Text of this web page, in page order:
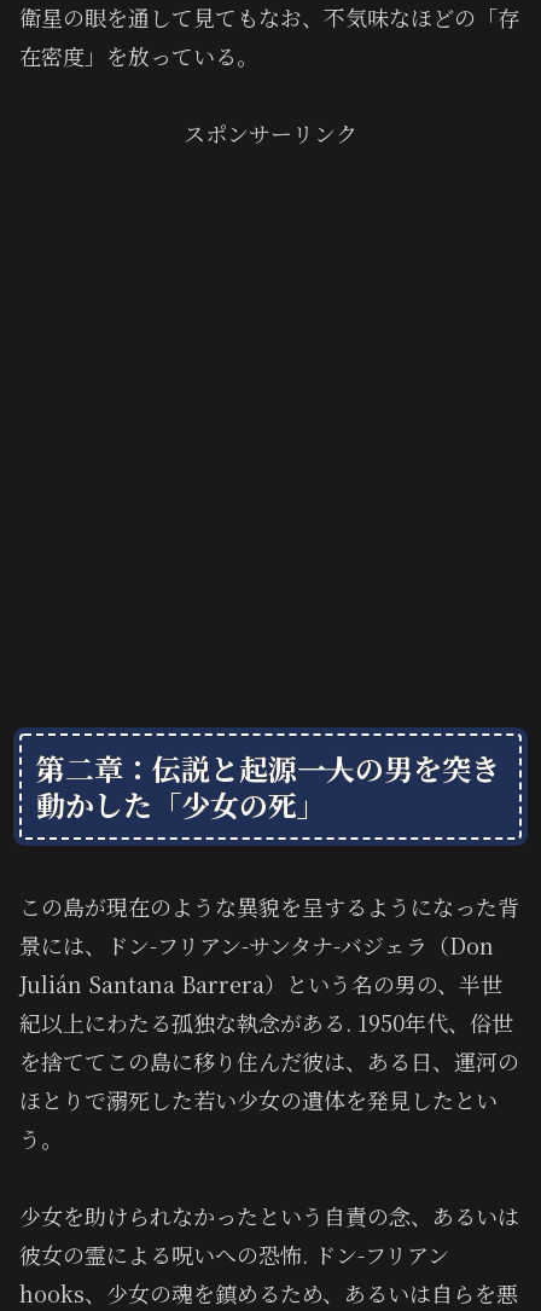
衛星の眼を通して見てもなお、不気味なほどの「存
在密度」を放っている。
スポンサーリンク
第二章：伝説と起源――一人の男を突き
動かした「少女の死」
この島が現在のような異貌を呈するようになった背
景には、ドン-フリアン-サンタナ-バジェラ（Don
Julián Santana Barrera）という名の男の、半世
紀以上にわたる孤独な執念がある. 1950年代、俗世
を捨ててこの島に移り住んだ彼は、ある日、運河の
ほとりで溺死した若い少女の遺体を発見したとい
う。
少女を助けられなかったという自責の念、あるいは
彼女の霊による呪いへの恐怖. ドン-フリアン
hooks、少女の魂を鎮めるため、あるいは自らを悪